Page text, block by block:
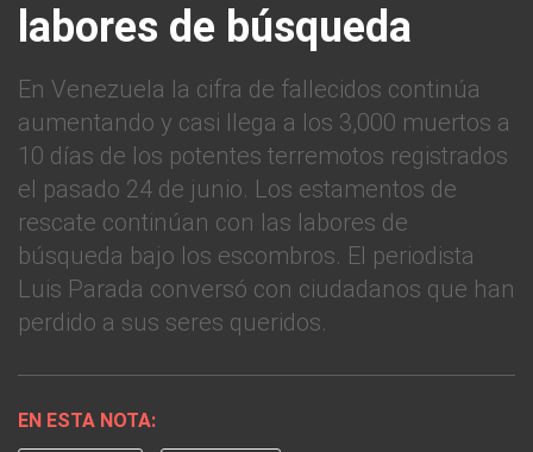
labores de búsqueda
En Venezuela la cifra de fallecidos continúa
aumentando y casi llega a los 3,000 muertos a
10 días de los potentes terremotos registrados
el pasado 24 de junio. Los estamentos de
rescate continúan con las labores de
búsqueda bajo los escombros. El periodista
Luis Parada conversó con ciudadanos que han
perdido a sus seres queridos.
EN ESTA NOTA: